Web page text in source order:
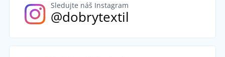
Sledujte náš Instagram
@dobrytextil